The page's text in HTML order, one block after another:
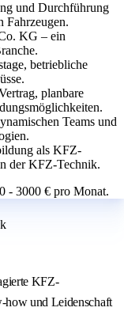
und Durchführung
Fahrzeugen.
KG – ein
betriebliche
planbare
Teams und
als KFZ-
der KFZ-Technik.
- 3000 € pro Monat.
KFZ-
how und Leidenschaft